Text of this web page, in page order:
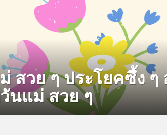
สวย ๆ ประโยคซึ้ง
นแม่ สวย ๆ